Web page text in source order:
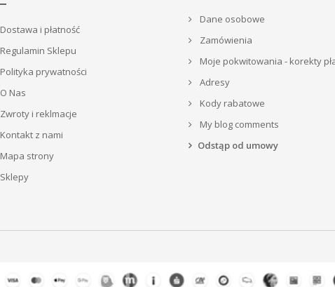
Dostawa i płatność
Regulamin Sklepu
Polityka prywatności
O Nas
Zwroty i reklmacje
Kontakt z nami
Mapa strony
Sklepy
Dane osobowe
Zamówienia
Moje pokwitowania - korekty
Adresy
Kody rabatowe
My blog comments
Odstąp od umowy